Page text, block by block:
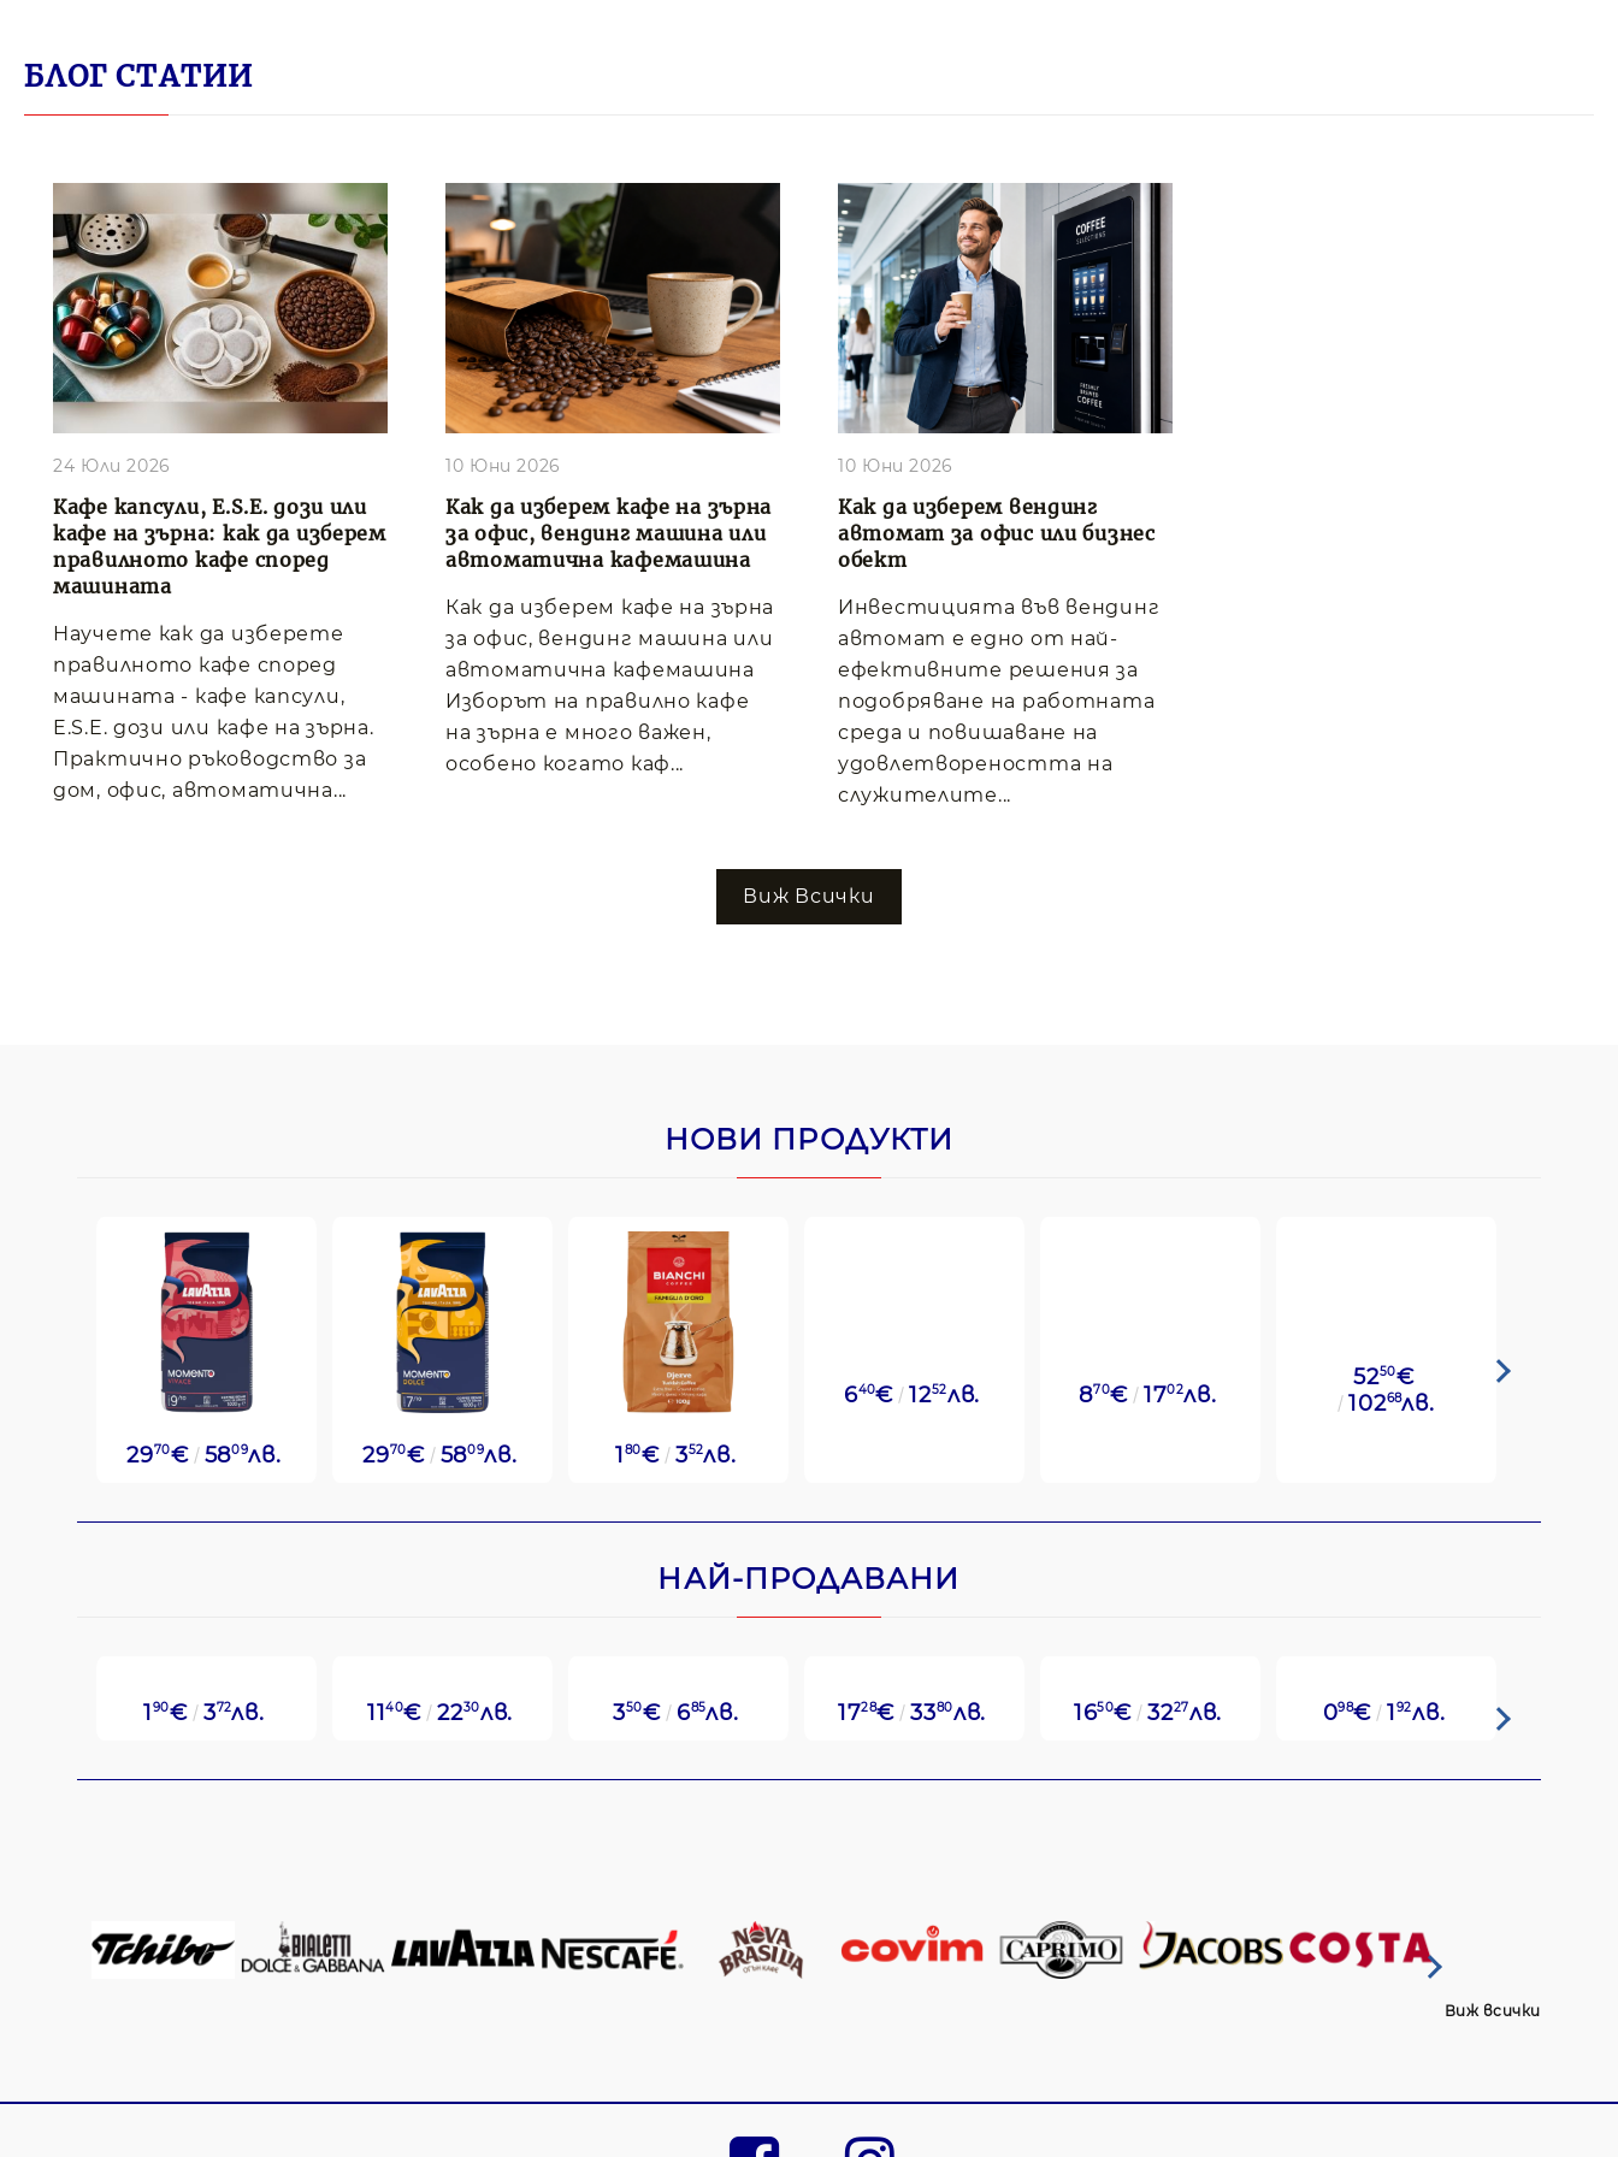
БЛОГ СТАТИИ
Кафе капсули, E.S.E. дози или
кафе на зърна: как да изберем
правилното кафе според
машината
24 Юли 2026
Научете как да изберете
правилното кафе според
машината - кафе капсули,
E.S.E. дози или кафе на зърна.
Практично ръководство за
дом, офис, автоматична...
Как да изберем кафе на зърна
за офис, вендинг машина или
автоматична кафемашина
10 Юни 2026
Как да изберем кафе на зърна
за офис, вендинг машина или
автоматична кафемашина
Изборът на правилно кафе
на зърна е много важен,
особено когато каф...
Как да изберем вендинг
автомат за офис или бизнес
обект
10 Юни 2026
Инвестицията във вендинг
автомат е едно от най-
ефективните решения за
подобряване на работната
среда и повишаване на
удовлетвореността на
служителите...
Виж Всички
НОВИ ПРОДУКТИ
2970€ 5809лв. 2970€ 5809лв. 1 80€ 352лв.
640€ 1252лв. 870€ 1702лв.
5250€
10268лв.
НАЙ-ПРОДАВАНИ
1 90€ 372лв. 1140€ 2230лв. 350€ 685лв. 1728€ 3380лв. 1650€ 3227лв. 098€ 1 92лв.
Виж всички